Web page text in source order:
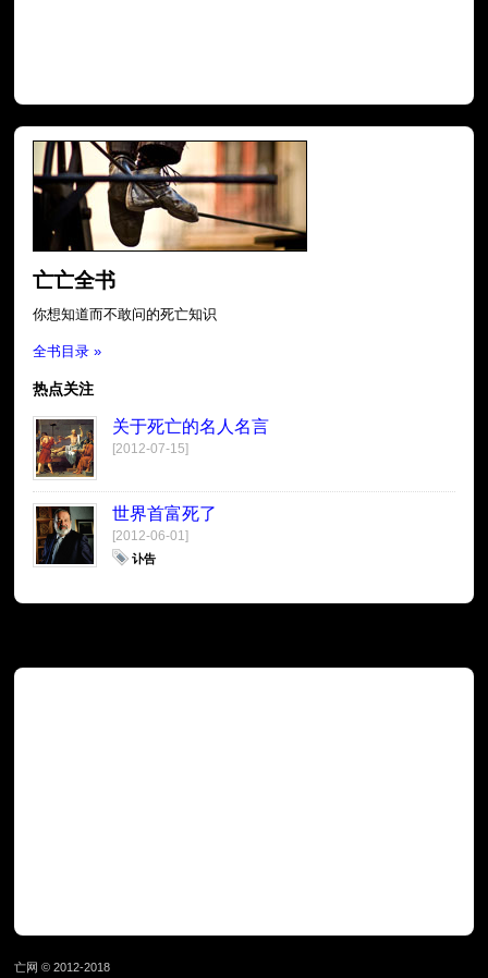
亡亡全书
你想知道而不敢问的死亡知识
全书目录 »
热点关注
关于死亡的名人名言
[2012-07-15]
世界首富死了
[2012-06-01]
讣告
亡网 © 2012-2018